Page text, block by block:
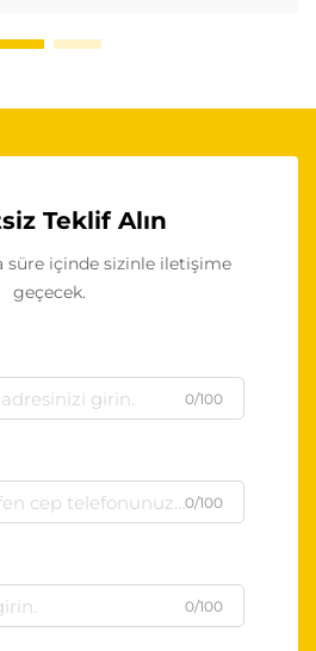
Teklif Alın
süre içinde sizinle iletişime
geçecek.
0/100
0/100
0/100